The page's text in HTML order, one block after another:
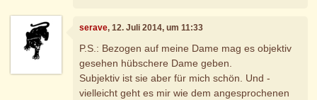
serave, 12. Juli 2014, um 11:33
P.S.: Bezogen auf meine Dame mag es objektiv
gesehen hübschere Dame geben.
Subjektiv ist sie aber für mich schön. Und -
vielleicht geht es mir wie dem angesprochenen